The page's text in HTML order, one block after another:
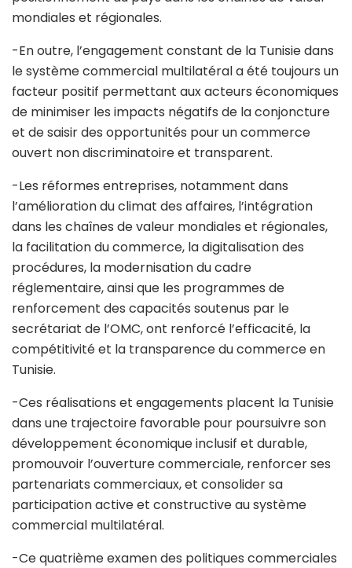
mondiales et régionales.
-En outre, l’engagement constant de la Tunisie dans
le système commercial multilatéral a été toujours un
facteur positif permettant aux acteurs économiques
de minimiser les impacts négatifs de la conjoncture
et de saisir des opportunités pour un commerce
ouvert non discriminatoire et transparent.
-Les réformes entreprises, notamment dans
l’amélioration du climat des affaires, l’intégration
dans les chaînes de valeur mondiales et régionales,
la facilitation du commerce, la digitalisation des
procédures, la modernisation du cadre
réglementaire, ainsi que les programmes de
renforcement des capacités soutenus par le
secrétariat de l’OMC, ont renforcé l’efficacité, la
compétitivité et la transparence du commerce en
Tunisie.
-Ces réalisations et engagements placent la Tunisie
dans une trajectoire favorable pour poursuivre son
développement économique inclusif et durable,
promouvoir l’ouverture commerciale, renforcer ses
partenariats commerciaux, et consolider sa
participation active et constructive au système
commercial multilatéral.
-Ce quatrième examen des politiques commerciales